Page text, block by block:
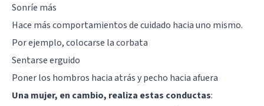
Sonríe más
Hace más comportamientos de cuidado hacia uno mismo.
Por ejemplo, colocarse la corbata
Sentarse erguido
Poner los hombros hacia atrás y pecho hacia afuera
Una mujer, en cambio, realiza estas conductas: